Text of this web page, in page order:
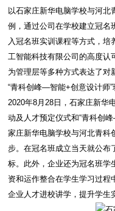
以石家庄新华电脑学校与河北
例，通过公司在学校建立冠名
入冠名班实训课程等方式，培
工智能科技有限公司的高度认
为管理层等多种方式表达了对
“青科创峰—智能+创意设计师”
2020年8月28日，石家庄新华
动及人才预定仪式和“青科创
家庄新华电脑学校与河北青科
步。在冠名班成立当天就公布
标。此外，企业还为冠名班学
资和运作整合在学生学习过程
企业人才进校讲学，提升学生